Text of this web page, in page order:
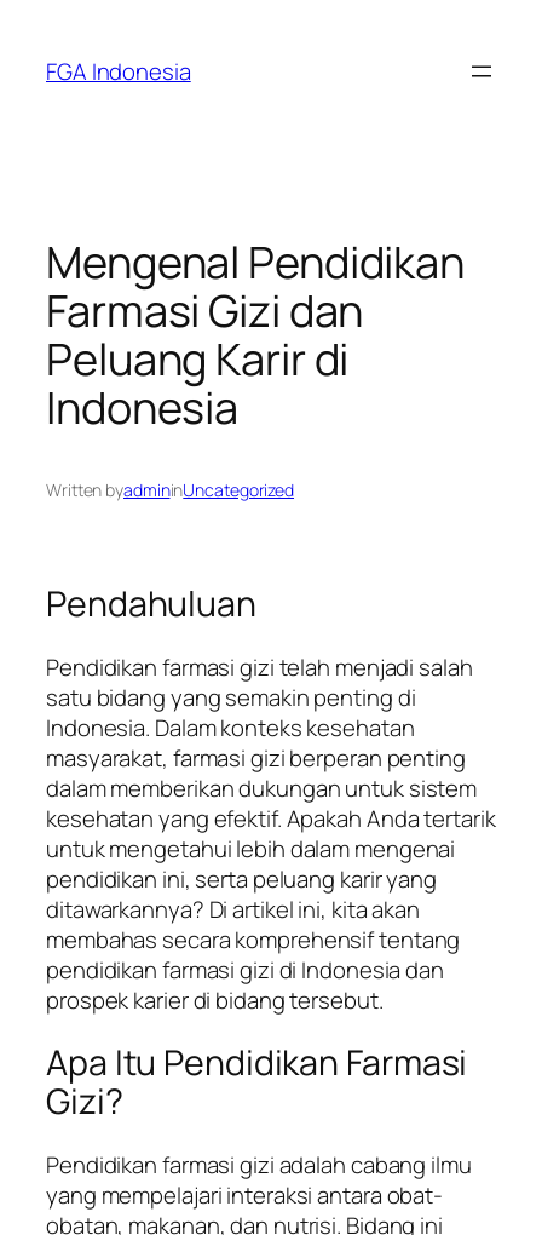
content
FGA Indonesia
Mengenal Pendidikan
Farmasi Gizi dan
Peluang Karir di
Indonesia
Written byadmininUncategorized
Pendahuluan
Pendidikan farmasi gizi telah menjadi salah
satu bidang yang semakin penting di
Indonesia. Dalam konteks kesehatan
masyarakat, farmasi gizi berperan penting
dalam memberikan dukungan untuk sistem
kesehatan yang efektif. Apakah Anda tertarik
untuk mengetahui lebih dalam mengenai
pendidikan ini, serta peluang karir yang
ditawarkannya? Di artikel ini, kita akan
membahas secara komprehensif tentang
pendidikan farmasi gizi di Indonesia dan
prospek karier di bidang tersebut.
Apa Itu Pendidikan Farmasi
Gizi?
Pendidikan farmasi gizi adalah cabang ilmu
yang mempelajari interaksi antara obat-
obatan, makanan, dan nutrisi. Bidang ini